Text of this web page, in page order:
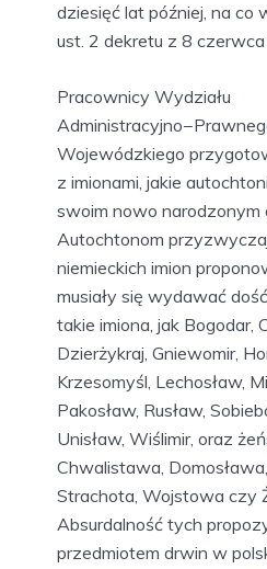
dziesięć lat później, na co
ust. 2 dekretu z 8
Pracownicy Wydziału
Wojewódzkiego
z imionami, jakie
swoim nowo narodzonym
Autochtonom
niemieckich imion
musiały się wydawać
takie imiona, jak Bogodar,
Dzierżykraj, Gniewomir,
Krzesomyśl, Lechosław,
Pakosław, Rusław,
Unisław, Wiślimir, oraz
Chwalistawa,
Strachota, Wojstowa czy
Absurdalność tych
przedmiotem drwin w